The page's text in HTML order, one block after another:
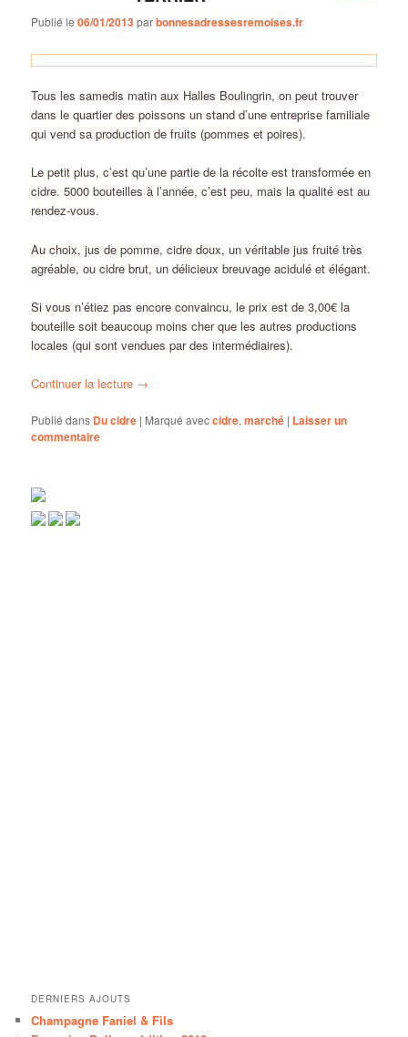
Publié le06/01/2013parbonnesadressesremoises.fr
Tous les samedis matin aux Halles Boulingrin, on peut trouver
dans le quartier des poissons un stand d’une entreprise familiale
qui vend sa production de fruits (pommes et poires).
Le petit plus, c’est qu’une partie de la récolte est transformée en
cidre. 5000 bouteilles à l’année, c’est peu, mais la qualité est au
rendez-vous.
Au choix, jus de pomme, cidre doux, un véritable jus fruité très
agréable, ou cidre brut, un délicieux breuvage acidulé et élégant.
Si vous n’étiez pas encore convaincu, le prix est de 3,00€ la
bouteille soit beaucoup moins cher que les autres productions
locales (qui sont vendues par des intermédiaires).
Continuer la lecture →
Publié dans Du cidre | Marqué aveccidre,marché | Laisser un
commentaire
DERNIERS AJOUTS
Champagne Faniel & Fils